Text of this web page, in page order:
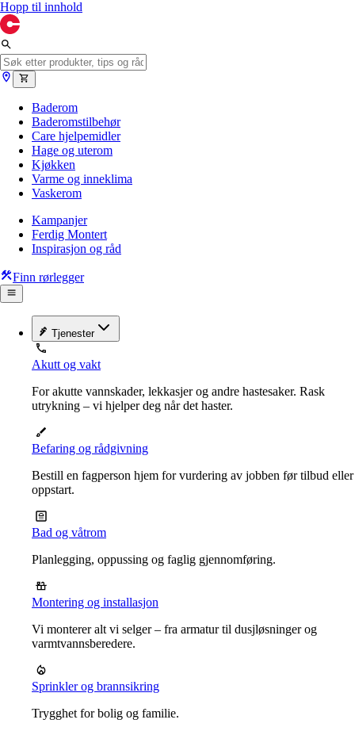
Hopp til innhold
Baderom
Baderomstilbehør
Care hjelpemidler
Hage og uterom
Kjøkken
Varme og inneklima
Vaskerom
Kampanjer
Ferdig Montert
Inspirasjon og råd
Finn rørlegger
Tjenester
Akutt og vakt
For akutte vannskader, lekkasjer og andre hastesaker. Rask
utrykning – vi hjelper deg når det haster.
Befaring og rådgivning
Bestill en fagperson hjem for vurdering av jobben før tilbud eller
oppstart.
Bad og våtrom
Planlegging, oppussing og faglig gjennomføring.
Montering og installasjon
Vi monterer alt vi selger – fra armatur til dusjløsninger og
varmtvannsberedere.
Sprinkler og brannsikring
Trygghet for bolig og familie.